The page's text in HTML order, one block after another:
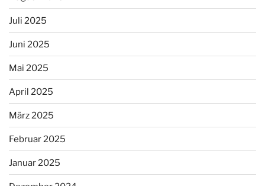
Juli 2025
Juni 2025
Mai 2025
April 2025
März 2025
Februar 2025
Januar 2025